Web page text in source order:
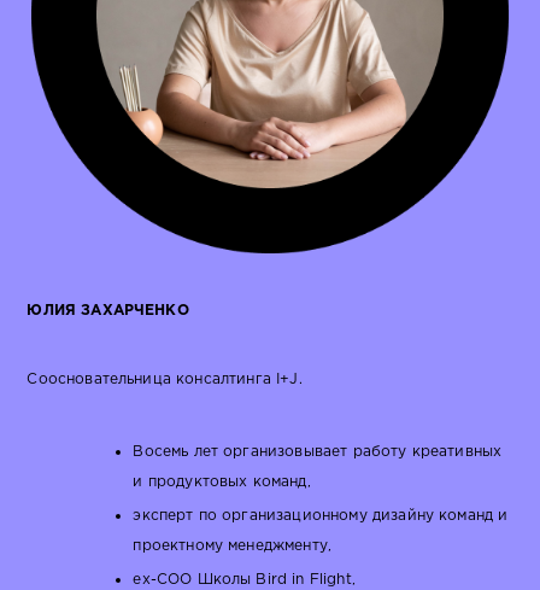
ЮЛИЯ ЗАХАРЧЕНКО
Соосновательница консалтинга I+J.
Восемь лет организовывает работу креативных
и продуктовых команд,
эксперт по организационному дизайну команд и
проектному менеджменту,
ex-COO Школы Bird in Flight,